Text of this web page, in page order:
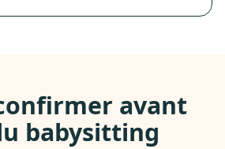
avant
babysitting